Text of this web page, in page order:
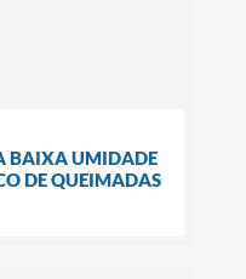
BAIXA UMIDADE
DE QUEIMADAS